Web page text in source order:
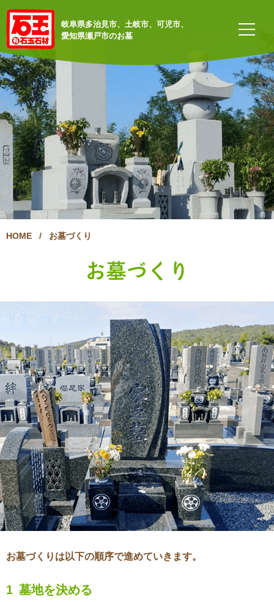
岐阜県多治見市、土岐市、可児市、
愛知県瀬戸市のお墓
HOME / お墓づくり
お墓づくり
お墓づくりは以下の順序で進めていきます。
1 墓地を決める